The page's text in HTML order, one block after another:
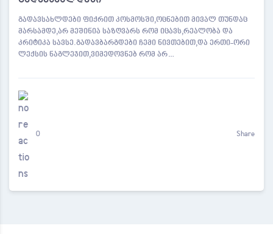
გადავსახლდები ფიქრით კოსმოსში,ოცნებით მივალ თუნდაც
მარსამდე,არ მეშინია საზღვარს რომ იცავს,რეალობა და
კრიტიკა სავსე.გადავბარგდები ჩემი ნივთებით,და ერთი-ორი
ლექსის ნაგლეჯით,ვიმედოვნებ რომ არ…
0 Share